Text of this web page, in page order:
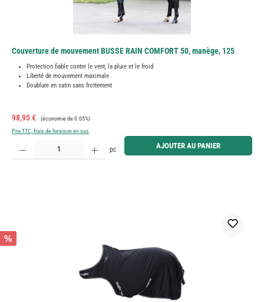
Couverture de mouvement BUSSE RAIN COMFORT 50, manège, 125
Protection fiable contre le vent, la pluie et le froid
Liberté de mouvement maximale
Doublure en satin sans frottement
Prix de vente :
98,95 € Prix régulier :
(économie de 0.05%)
Prix TTC, frais de livraison en sus
Quantité de produit : Entrez la quantité souhaitée ou utilisez les boutons pour augmenter ou
pc AJOUTER AU PANIER
%